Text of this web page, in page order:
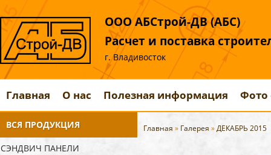
ООО АБСтрой-ДВ (АБС)
Расчет и поставка
г. Владивосток
Главная О нас Полезная информация Фото
ВСЯ ПРОДУКЦИЯ
СЭНДВИЧ ПАНЕЛИ
Главная » Галерея »ДЕКАБРЬ 2015